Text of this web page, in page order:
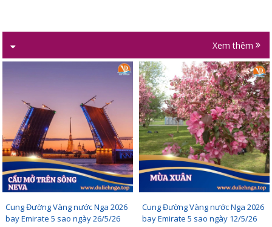
Xem thêm
Cung Đường Vàng nước Nga 2026
bay Emirate 5 sao ngày 26/5/26
Cung Đường Vàng nước Nga 2026
bay Emirate 5 sao ngày 12/5/26